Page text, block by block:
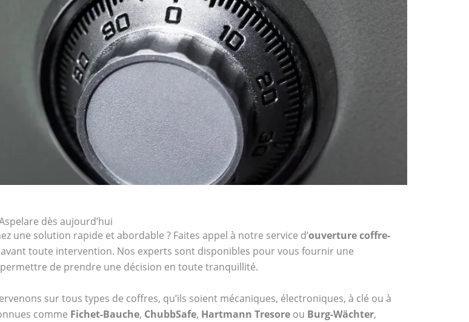
dès aujourd’hui
une solution rapide et abordable ? Faites appel à notre service d’ouverture coffre-
toute intervention. Nos experts sont disponibles pour vous fournir une
de prendre une décision en toute tranquillité.
sur tous types de coffres, qu’ils soient mécaniques, électroniques, à clé ou à
comme Fichet-Bauche, ChubbSafe, Hartmann Tresore ou Burg-Wächter,